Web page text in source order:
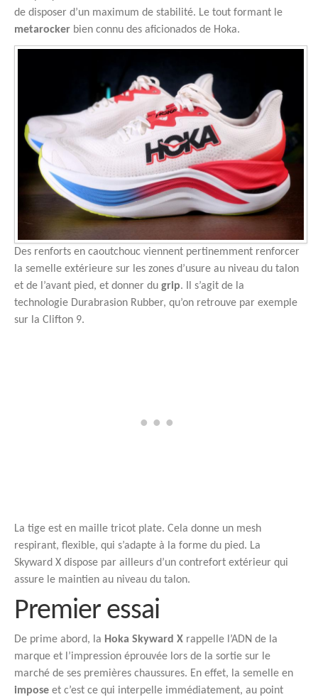
de disposer d’un maximum de stabilité. Le tout formant le
metarocker bien connu des aficionados de Hoka.
Des renforts en caoutchouc viennent pertinemment renforcer
la semelle extérieure sur les zones d’usure au niveau du talon
et de l’avant pied, et donner du grip. Il s’agit de la
technologie Durabrasion Rubber, qu’on retrouve par exemple
sur la Clifton 9.
La tige est en maille tricot plate. Cela donne un mesh
respirant, flexible, qui s’adapte à la forme du pied. La
Skyward X dispose par ailleurs d’un contrefort extérieur qui
assure le maintien au niveau du talon.
Premier essai
De prime abord, la Hoka Skyward X rappelle l’ADN de la
marque et l’impression éprouvée lors de la sortie sur le
marché de ses premières chaussures. En effet, la semelle en
impose et c’est ce qui interpelle immédiatement, au point